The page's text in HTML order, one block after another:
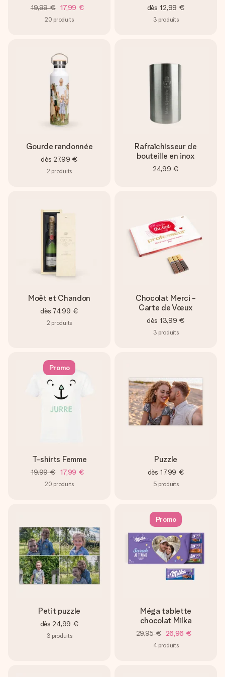
19,99 € 17,99 €
20 produits
dès 12,99 €
3 produits
Gourde randonnée
dès 27,99 €
2 produits
Rafraîchisseur de
bouteille en inox
24,99 €
Moët et Chandon
dès 74,99 €
2 produits
Chocolat Merci -
Carte de Vœux
dès 13,99 €
3 produits
Promo
T-shirts Femme
19,99 € 17,99 €
20 produits
Puzzle
dès 17,99 €
5 produits
Petit puzzle
dès 24,99 €
3 produits
Promo
Méga tablette
chocolat Milka
29,95 € 26,96 €
4 produits